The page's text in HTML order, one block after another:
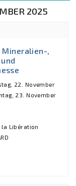
2025
Mineralien-,
22. November
23. November
la Libération